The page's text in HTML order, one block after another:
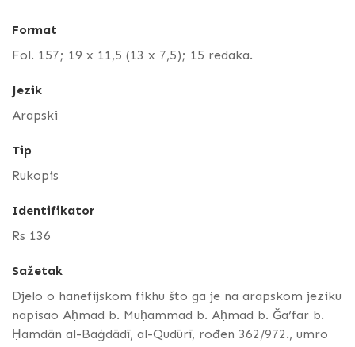
Format
Fol. 157; 19 x 11,5 (13 x 7,5); 15 redaka.
Jezik
Arapski
Tip
Rukopis
Identifikator
Rs 136
Sažetak
Djelo o hanefijskom fikhu što ga je na arapskom jeziku
napisao Aḥmad b. Muḥammad b. Aḥmad b. Ğa‘far b.
Ḥamdān al-Baġdādī, al-Qudūrī, rođen 362/972., umro